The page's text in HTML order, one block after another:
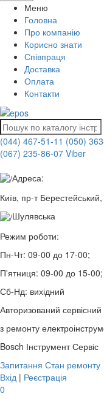
Меню
Головна
Про компанію
Корисно знати
Співпраця
Доставка
Оплата
Контакти
(044) 467-51-11 (050)
(067) 235-86-07 Viber
Адреса:
Київ, пр-т
Шулявська
Режим роботи:
Пн-Чт: 09-00 до 17-00;
П'ятниця: 09-00 до 15-00;
Сб-Нд: вихідний
Авторизований
з ремонту
Bosch Інструмент Сервіс
Запитання Стан ремонту
Вхід | Реєстрація
0